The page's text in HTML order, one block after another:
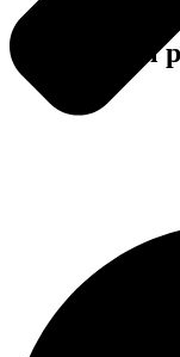
Примеры